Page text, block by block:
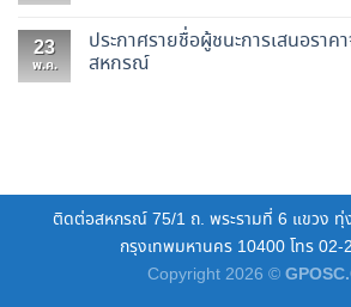
23
พ.ค.
ประกาศรายชื่อผู้ชนะการเสนอรา
สหกรณ์
ติดต่อสหกรณ์ 75/1 ถ. พระรามที่ 6 แขวง ทุ่
กรุงเทพมหานคร 10400 โทร
Copyright 2026 ©